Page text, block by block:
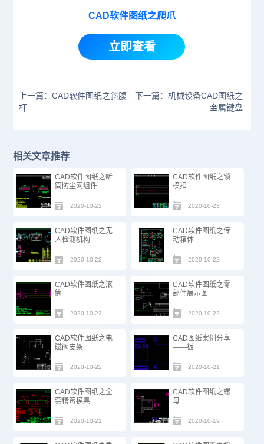
CAD软件图纸之爬爪
立即查看
上一篇：CAD软件图纸之斜腹
杆
下一篇：机械设备CAD图纸之
金属键盘
相关文章推荐
CAD软件图纸之听
筒防尘网组件
2020-10-23
CAD软件图纸之锁
模扣
2020-10-23
CAD软件图纸之无
人检测机构
2020-10-22
CAD软件图纸之传
动箱体
2020-10-22
CAD软件图纸之滚
筒
2020-10-22
CAD软件图纸之零
部件展示图
2020-10-22
CAD软件图纸之电
磁阀支架
2020-10-22
CAD图纸案例分享
——板
2020-10-21
CAD软件图纸之全
套精密模具
2020-10-21
CAD软件图纸之螺
母
2020-10-19